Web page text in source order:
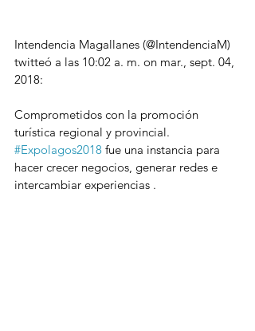
Intendencia Magallanes (@IntendenciaM)
twitteó a las 10:02 a. m. on mar., sept. 04,
2018:
Comprometidos con la promoción
turística regional y provincial.
#Expolagos2018 fue una instancia para
hacer crecer negocios, generar redes e
intercambiar experiencias .